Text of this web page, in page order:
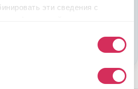
эти сведения с
авто